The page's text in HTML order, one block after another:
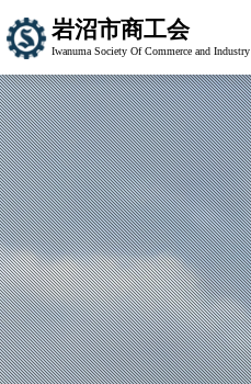
岩沼市商工会
Iwanuma Society Of Commerce and Industry